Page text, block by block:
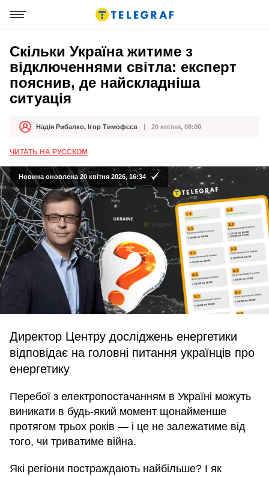
Скільки Україна житиме з
відключеннями світла: експерт
пояснив, де найскладніша
ситуація
АвторНадія Рибалко, Ігор Тимофєєв
Дата публікації 20 квітня, 08:00
ЧИТАТЬ НА РУССКОМ
Новина оновлена 20 квітня 2026, 16:34
Директор Центру досліджень енергетики
відповідає на головні питання українців про
енергетику
Перебої з електропостачанням в Україні можуть
виникати в будь-який момент щонайменше
протягом трьох років — і це не залежатиме від
того, чи триватиме війна.
Які регіони постраждають найбільше? І як